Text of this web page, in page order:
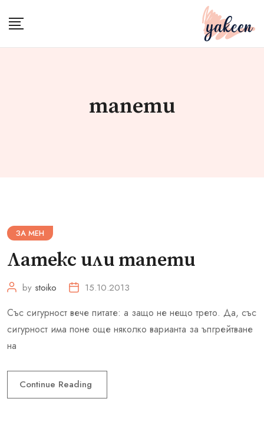
тапети
ЗА МЕН
Латекс или тапети
by stoiko 15.10.2013
Със сигурност вече питате: а защо не нещо трето. Да, със
сигурност има поне още няколко варианта за ъпгрейтване
на
Continue Reading